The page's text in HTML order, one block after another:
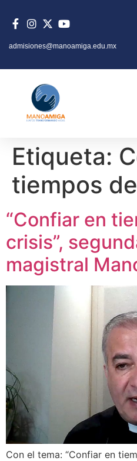
admisiones@manoamiga.edu.mx
Etiqueta:
tiempos
“Confiar en
crisis”,
magistral
Con el tema: “Confiar en